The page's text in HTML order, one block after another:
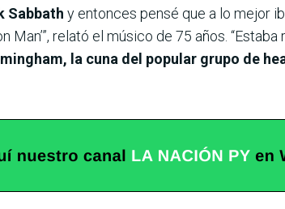
Sabbath y entonces pensé que a lo mejor
Man’”, relató el músico de 75 años.
la cuna del popular grupo de